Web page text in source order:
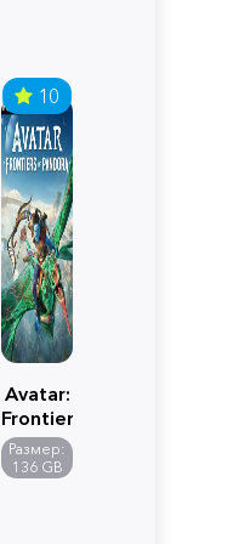
10
Avatar:
Frontiers
of
Pandora
Размер:
136 GB